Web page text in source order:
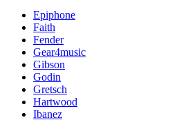
Epiphone
Faith
Fender
Gear4music
Gibson
Godin
Gretsch
Hartwood
Ibanez